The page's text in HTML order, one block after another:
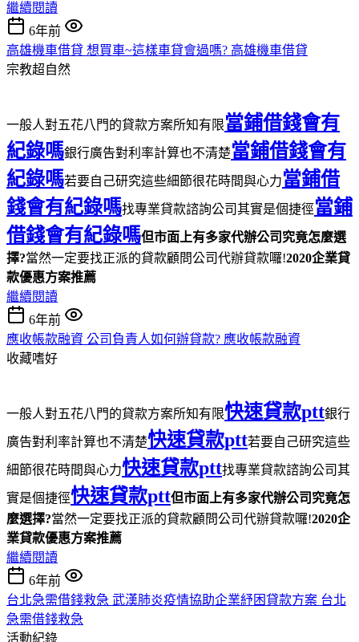
繼續閱讀
6年前
高雄機車借貸 想買車~這樣車貸會過嗎? 高雄機車借貸
宗教超自然
一般人對五花八門的貸款方案所知有限當鋪借錢會有
紀錄嗎銀行廣告對利率計算也不清楚當鋪借錢會有
紀錄嗎若要自己研究這些細節很花時間與心力當鋪借
錢會有紀錄嗎找專業貸款諮詢公司其實是個捷徑當鋪
借錢會有紀錄嗎但市面上有多家代辦公司究竟怎麼選
擇?當然一定要找正派的貸款顧問公司代辦貸款囉!2020企業貸
款優惠方案推薦
繼續閱讀
6年前
應收帳款融資 公司負責人如何辦貸款? 應收帳款融資
收藏嗜好
一般人對五花八門的貸款方案所知有限快速貸款ptt銀行
廣告對利率計算也不清楚快速貸款ptt若要自己研究這些
細節很花時間與心力快速貸款ptt找專業貸款諮詢公司其
實是個捷徑快速貸款ptt但市面上有多家代辦公司究竟怎
麼選擇?當然一定要找正派的貸款顧問公司代辦貸款囉!2020企
業貸款優惠方案推薦
繼續閱讀
6年前
台北急需借錢救急 武漢肺炎疫情協助企業紓困貸款方案 台北
急需借錢救急
活動紀錄